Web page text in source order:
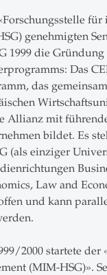
für
genehmigten
1999 die Gründung
Das
das
Allianz mit
bildet. Es
(als einziger
Law and
und kann
2000 startete der
(MIM-HSG)».